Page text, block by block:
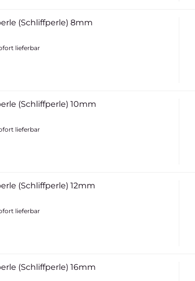
(Schliffperle) 8mm
lieferbar
(Schliffperle) 10mm
lieferbar
(Schliffperle) 12mm
lieferbar
(Schliffperle) 16mm